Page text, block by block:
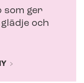
som ger
och